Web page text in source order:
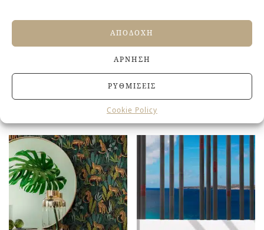
ΑΠΟΔΟΧΉ
ΆΡΝΗΣΗ
ΡΥΘΜΊΣΕΙΣ
Cookie Policy
ECOSTONES
HEX PATTERNS
2